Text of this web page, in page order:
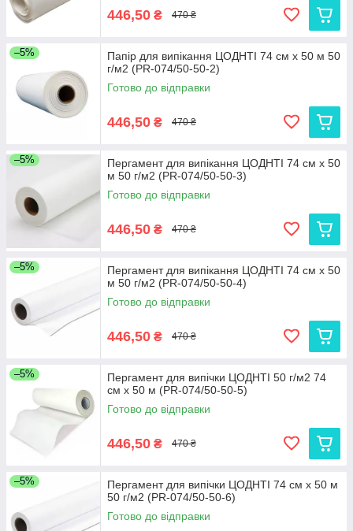
середовища.
446,50 ₴ 470 ₴
–5%
Папір для випікання ЦОДНТІ 74 см x 50 м 50
г/м2 (PR-074/50-50-2)
Готово до відправки
446,50 ₴ 470 ₴
–5%
Пергамент для випікання ЦОДНТІ 74 см х 50
м 50 г/м2 (PR-074/50-50-3)
Готово до відправки
446,50 ₴ 470 ₴
–5%
Пергамент для випікання ЦОДНТІ 74 см x 50
м 50 г/м2 (PR-074/50-50-4)
Готово до відправки
446,50 ₴ 470 ₴
–5%
Пергамент для випічки ЦОДНТІ 50 г/м2 74
см x 50 м (PR-074/50-50-5)
Готово до відправки
446,50 ₴ 470 ₴
–5%
Пергамент для випічки ЦОДНТІ 74 см x 50 м
50 г/м2 (PR-074/50-50-6)
Готово до відправки